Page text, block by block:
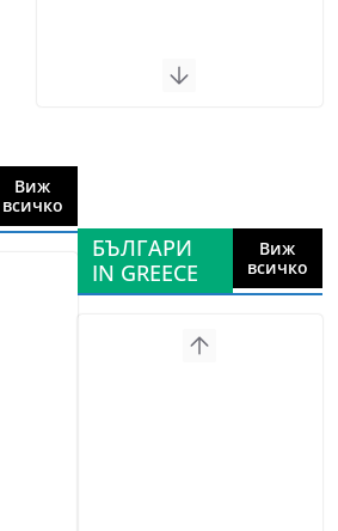
Виж
всичко
БЪЛГАРИ
IN GREECE
Виж
всичко